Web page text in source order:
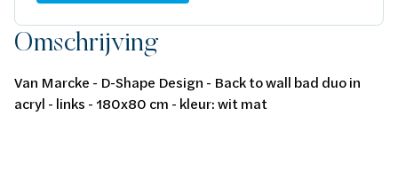
Omschrijving
Van Marcke - D-Shape Design - Back to wall bad duo in
acryl - links - 180x80 cm - kleur: wit mat